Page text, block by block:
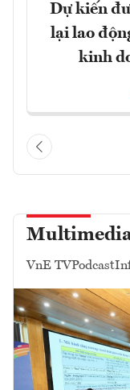
Dự kiến
lại lao
kinh
VnE TVPodcast